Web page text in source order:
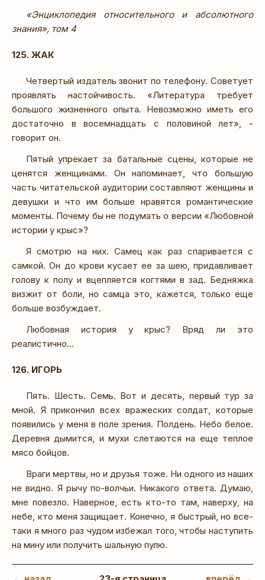
«Энциклопедия относительного и абсолютного
знания», том 4
125. ЖАК
Четвертый издатель звонит по телефону. Советует
проявлять настойчивость. «Литература требует
большого жизненного опыта. Невозможно иметь его
достаточно в восемнадцать с половиной лет», -
говорит он.
Пятый упрекает за батальные сцены, которые не
ценятся женщинами. Он напоминает, что большую
часть читательской аудитории составляют женщины и
девушки и что им больше нравятся романтические
моменты. Почему бы не подумать о версии «Любовной
истории у крыс»?
Я смотрю на них. Самец как раз спаривается с
самкой. Он до крови кусает ее за шею, придавливает
голову к полу и вцепляется когтями в зад. Бедняжка
визжит от боли, но самца это, кажется, только еще
больше возбуждает.
Любовная история у крыс? Вряд ли это
реалистично...
126. ИГОРЬ
Пять. Шесть. Семь. Вот и десять, первый тур за
мной. Я прикончил всех вражеских солдат, которые
появились у меня в поле зрения. Полдень. Небо белое.
Деревня дымится, и мухи слетаются на еще теплое
мясо бойцов.
Враги мертвы, но и друзья тоже. Ни одного из наших
не видно. Я рычу по-волчьи. Никакого ответа. Думаю,
мне повезло. Наверное, есть кто-то там, наверху, на
небе, кто меня защищает. Конечно, я быстрый, но все-
таки я много раз чудом избежал того, чтобы наступить
на мину или получить шальную пулю.